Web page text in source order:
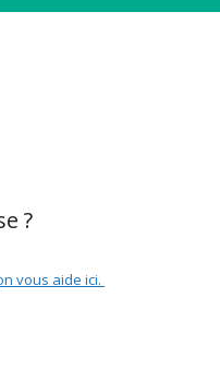
?
vous aide ici.